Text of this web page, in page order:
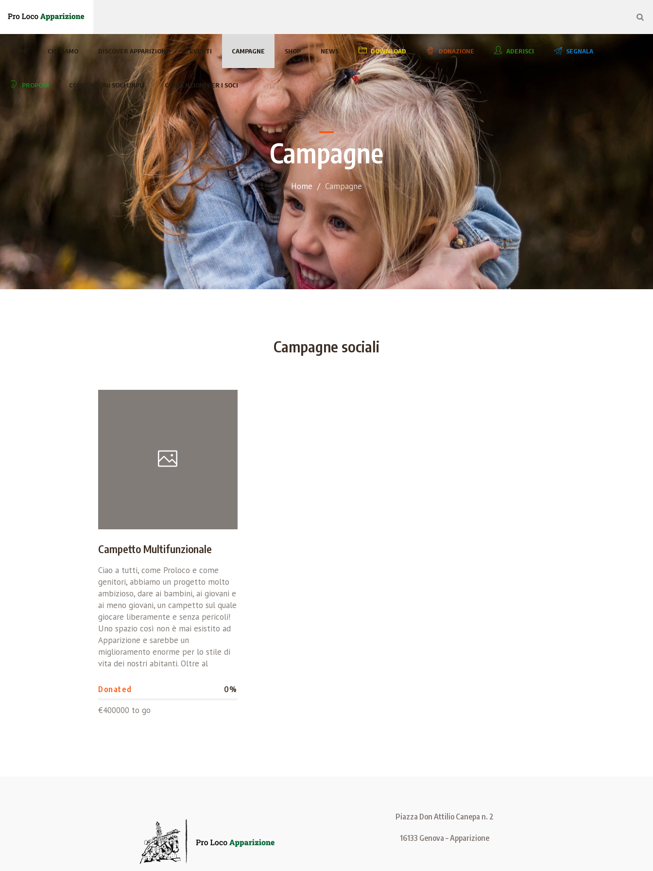
CHI SIAMO DISCOVER APPARIZIONE EVENTI CAMPAGNE SHOP NEWS DOWNLOAD DONAZIONE ADERISCI SEGNALA
PROPONI CONVENZIONI SOCI UNPLI CONVENZIONI PER I SOCI
Campagne
Home / Campagne
Campagne sociali
Campetto Multifunzionale
Ciao a tutti, come Proloco e come
genitori, abbiamo un progetto molto
ambizioso, dare ai bambini, ai giovani e
ai meno giovani, un campetto sul quale
giocare liberamente e senza pericoli!
Uno spazio così non è mai esistito ad
Apparizione e sarebbe un
miglioramento enorme per lo stile di
vita dei nostri abitanti. Oltre al
Donated 0%
€400000 to go
Piazza Don Attilio Canepa n. 2
16133 Genova – Apparizione